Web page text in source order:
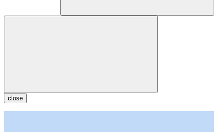
close